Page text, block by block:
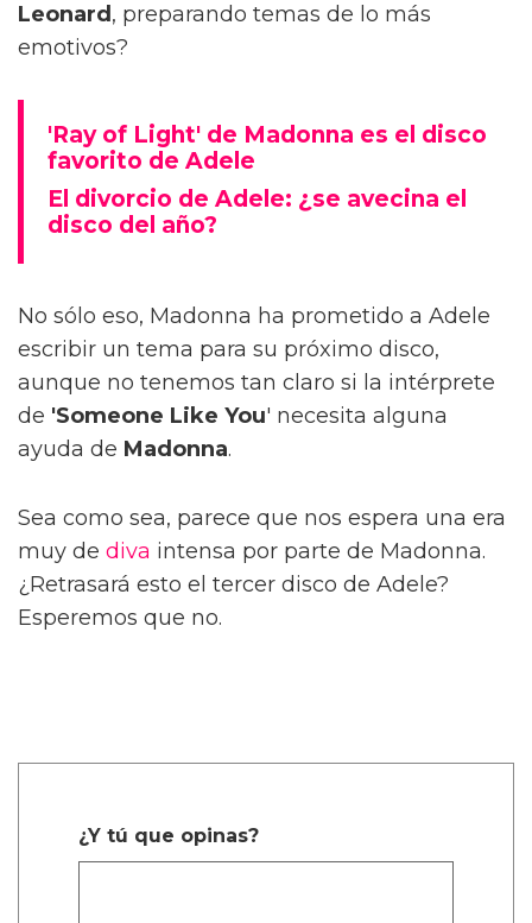
Leonard , preparando temas de lo más
emotivos?
'Ray of Light' de Madonna es el disco
favorito de Adele
El divorcio de Adele: ¿se avecina el
disco del año?
No sólo eso, Madonna ha prometido a Adele
escribir un tema para su próximo disco,
aunque no tenemos tan claro si la intérprete
de 'Someone Like You' necesita alguna
ayuda de Madonna.
Sea como sea, parece que nos espera una era
muy de diva intensa por parte de Madonna.
¿Retrasará esto el tercer disco de Adele?
Esperemos que no.
¿Y tú que opinas?